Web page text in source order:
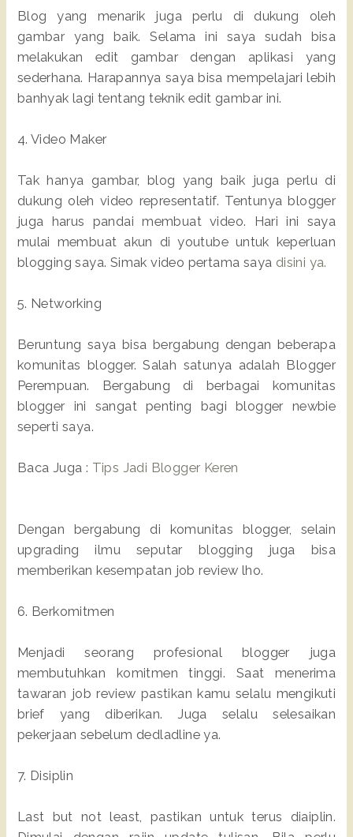
Blog yang menarik juga perlu di dukung oleh
gambar yang baik. Selama ini saya sudah bisa
melakukan edit gambar dengan aplikasi yang
sederhana. Harapannya saya bisa mempelajari lebih
banhyak lagi tentang teknik edit gambar ini.
4. Video Maker
Tak hanya gambar, blog yang baik juga perlu di
dukung oleh video representatif. Tentunya blogger
juga harus pandai membuat video. Hari ini saya
mulai membuat akun di youtube untuk keperluan
blogging saya. Simak video pertama saya disini ya.
5. Networking
Beruntung saya bisa bergabung dengan beberapa
komunitas blogger. Salah satunya adalah Blogger
Perempuan. Bergabung di berbagai komunitas
blogger ini sangat penting bagi blogger newbie
seperti saya.
Baca Juga : Tips Jadi Blogger Keren
Dengan bergabung di komunitas blogger, selain
upgrading ilmu seputar blogging juga bisa
memberikan kesempatan job review lho.
6. Berkomitmen
Menjadi seorang profesional blogger juga
membutuhkan komitmen tinggi. Saat menerima
tawaran job review pastikan kamu selalu mengikuti
brief yang diberikan. Juga selalu selesaikan
pekerjaan sebelum dedladline ya.
7. Disiplin
Last but not least, pastikan untuk terus diaiplin.